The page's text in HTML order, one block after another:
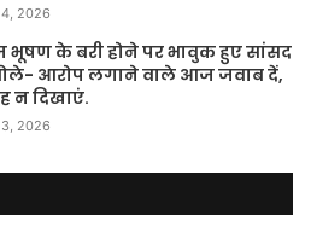
2026
भूषण के बरी होने पर भावुक हुए सांसद
आरोप लगाने वाले आज जवाब दें,
न दिखाएं.
2026